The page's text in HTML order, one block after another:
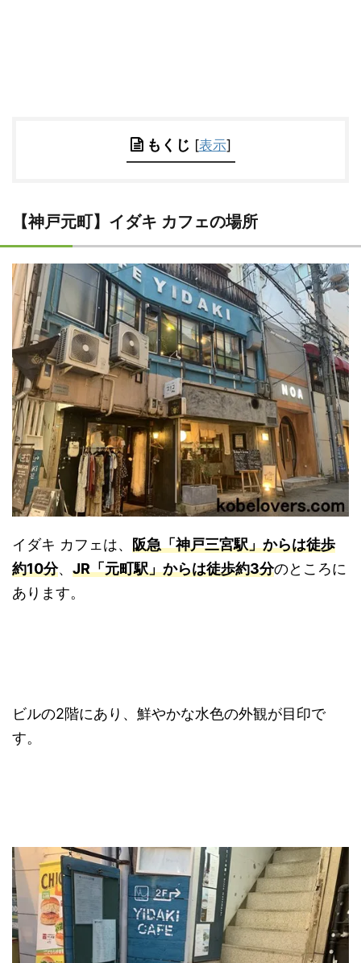
もくじ [表示]
【神戸元町】イダキ カフェの場所
イダキ カフェは、 阪急「神戸三宮駅」からは徒歩
約10分、 JR「元町駅」からは徒歩約3分のところに
あります。
ビルの2階にあり、鮮やかな水色の外観が目印で
す。